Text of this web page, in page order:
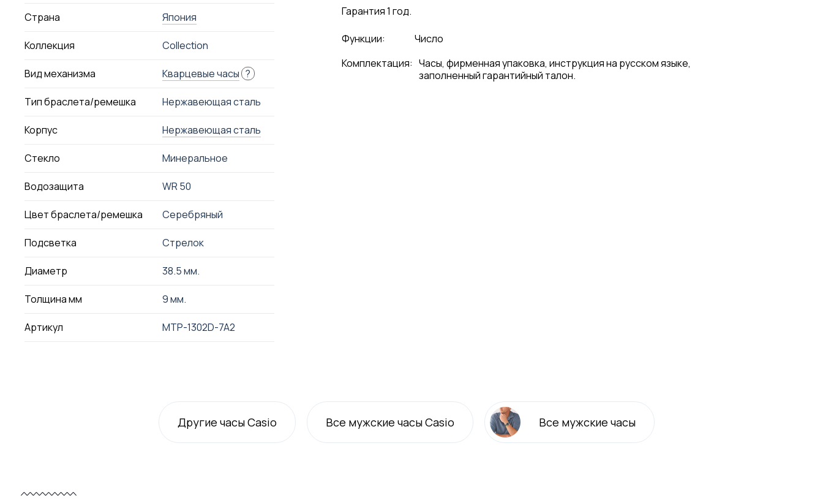
Страна Япония
Коллекция Collection
Вид механизма Кварцевые часы ?
Тип браслета/ремешка Нержавеющая сталь
Корпус Нержавеющая сталь
Стекло Минеральное
Водозащита WR 50
Цвет браслета/ремешка Серебряный
Подсветка Стрелок
Диаметр 38.5 мм.
Толщина мм 9 мм.
Артикул MTP-1302D-7A2
Гарантия 1 год.
Функции:
Число
Комплектация: Часы, фирменная упаковка, инструкция на русском языке,
заполненный гарантийный талон.
Другие часы Casio Все мужские часы Casio Все мужские часы